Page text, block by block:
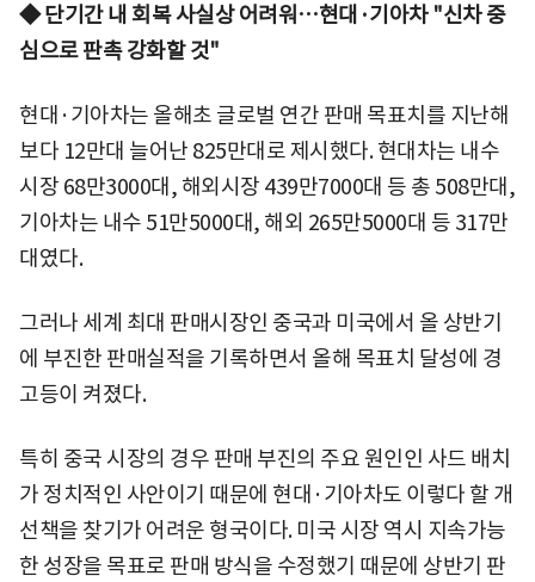
◆ 단기간 내 회복 사실상 어려워…현대·기아차 "신차 중
심으로 판촉 강화할 것"
현대·기아차는 올해초 글로벌 연간 판매 목표치를 지난해
보다 12만대 늘어난 825만대로 제시했다. 현대차는 내수
시장 68만3000대, 해외시장 439만7000대 등 총 508만대,
기아차는 내수 51만5000대, 해외 265만5000대 등 317만
대였다.
그러나 세계 최대 판매시장인 중국과 미국에서 올 상반기
에 부진한 판매실적을 기록하면서 올해 목표치 달성에 경
고등이 켜졌다.
특히 중국 시장의 경우 판매 부진의 주요 원인인 사드 배치
가 정치적인 사안이기 때문에 현대·기아차도 이렇다 할 개
선책을 찾기가 어려운 형국이다. 미국 시장 역시 지속가능
한 성장을 목표로 판매 방식을 수정했기 때문에 상반기 판